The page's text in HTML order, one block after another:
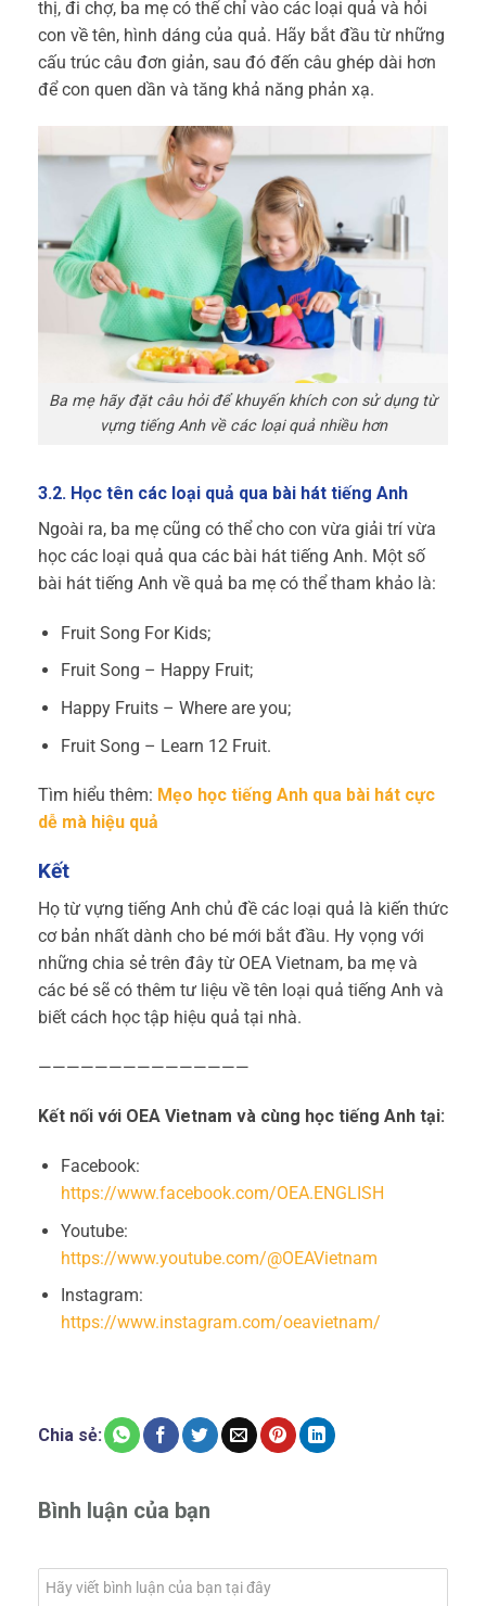
thị, đi chợ, ba mẹ có thể chỉ vào các loại quả và hỏi
con về tên, hình dáng của quả. Hãy bắt đầu từ những
cấu trúc câu đơn giản, sau đó đến câu ghép dài hơn
để con quen dần và tăng khả năng phản xạ.
Ba mẹ hãy đặt câu hỏi để khuyến khích con sử dụng từ
vựng tiếng Anh về các loại quả nhiều hơn
3.2. Học tên các loại quả qua bài hát tiếng Anh
Ngoài ra, ba mẹ cũng có thể cho con vừa giải trí vừa
học các loại quả qua các bài hát tiếng Anh. Một số
bài hát tiếng Anh về quả ba mẹ có thể tham khảo là:
Fruit Song For Kids;
Fruit Song – Happy Fruit;
Happy Fruits – Where are you;
Fruit Song – Learn 12 Fruit.
Tìm hiểu thêm: Mẹo học tiếng Anh qua bài hát cực
dễ mà hiệu quả
Kết
Họ từ vựng tiếng Anh chủ đề các loại quả là kiến thức
cơ bản nhất dành cho bé mới bắt đầu. Hy vọng với
những chia sẻ trên đây từ OEA Vietnam, ba mẹ và
các bé sẽ có thêm tư liệu về tên loại quả tiếng Anh và
biết cách học tập hiệu quả tại nhà.
———————————————
Kết nối với OEA Vietnam và cùng học tiếng Anh tại:
Facebook:
https://www.facebook.com/OEA.ENGLISH
Youtube:
https://www.youtube.com/@OEAVietnam
Instagram:
https://www.instagram.com/oeavietnam/
Chia sẻ:
Bình luận của bạn